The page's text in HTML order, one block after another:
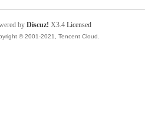
by Discuz! X3.4 Licensed
© 2001-2021, Tencent Cloud.